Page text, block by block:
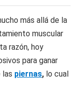
más allá de la
muscular
razón, hoy
para ganar
las piernas, lo cual